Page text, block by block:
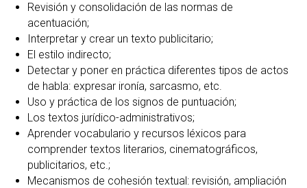
Revisión y consolidación de las normas de
acentuación;
Interpretar y crear un texto publicitario;
El estilo indirecto;
Detectar y poner en práctica diferentes tipos de actos
de habla: expresar ironía, sarcasmo, etc.
Uso y práctica de los signos de puntuación;
Los textos jurídico-administrativos;
Aprender vocabulario y recursos léxicos para
comprender textos literarios, cinematográficos,
publicitarios, etc.;
Mecanismos de cohesión textual: revisión, ampliación